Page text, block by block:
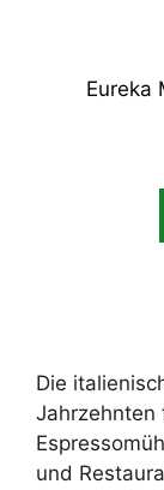
Eureka
Die
Jahrzehnten
und